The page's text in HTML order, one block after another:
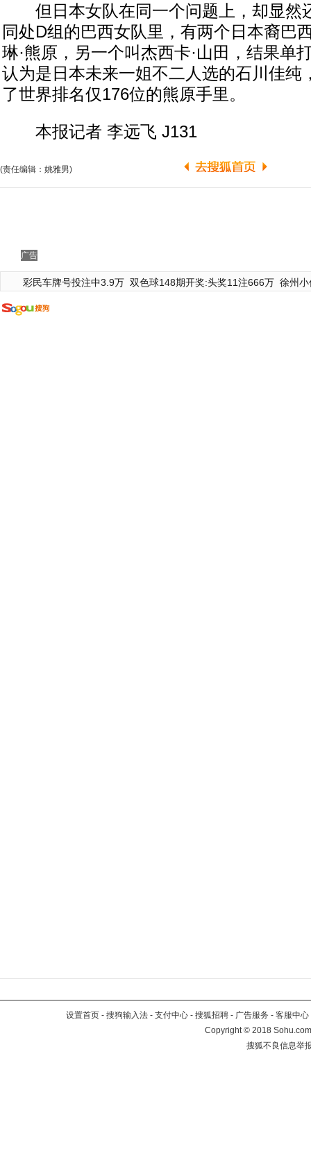
但日本女队在同一个问题上，却显然
同处D组的巴西女队里，有两个日本裔巴
琳·熊原，另一个叫杰西卡·山田，结果单
认为是日本未来一姐不二人选的石川佳纯
了世界排名仅176位的熊原手里。
本报记者 李远飞 J131
(责任编辑：姚雅男)
广告
彩民车牌号投注中3.9万 双色球148期开奖:头奖11注666万 徐州
设置首页 - 搜狗输入法 - 支付中心 - 搜狐招聘 - 广告服务 - 客服中心
Copyright©2018
搜狐不良信息举